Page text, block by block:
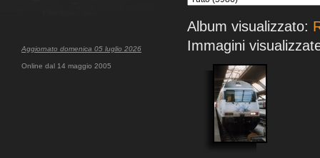
Aggiornato domenica 05 luglio 2026
Online dal 14 maggio 2005
Album visualizzato:
Immagini